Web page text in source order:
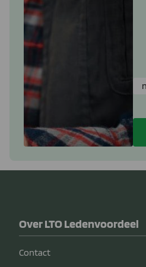
Over LTO Ledenvoordeel
Contact